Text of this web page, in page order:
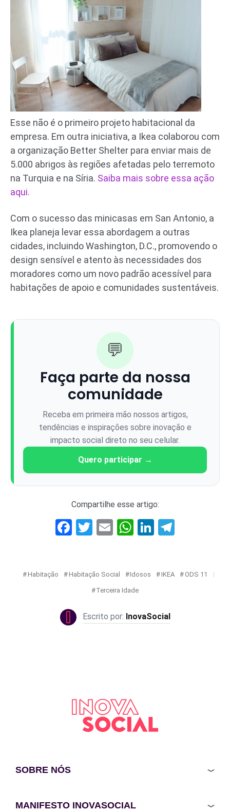
Esse não é o primeiro projeto habitacional da
empresa. Em outra iniciativa, a Ikea colaborou com
a organização Better Shelter para enviar mais de
5.000 abrigos às regiões afetadas pelo terremoto
na Turquia e na Síria. Saiba mais sobre essa ação
aqui.
Com o sucesso das minicasas em San Antonio, a
Ikea planeja levar essa abordagem a outras
cidades, incluindo Washington, D.C., promovendo o
design sensível e atento às necessidades dos
moradores como um novo padrão acessível para
habitações de apoio e comunidades sustentáveis.
💬
Faça parte da nossa
comunidade
Receba em primeira mão nossos artigos,
tendências e inspirações sobre inovação e
impacto social direto no seu celular.
Quero participar →
Compartilhe esse artigo:
Facebook
Twitter
EmailWhatsApp
LinkedIn
Habitação Habitação Social Idosos IKEA ODS 11
Terceira Idade
InovaSocial
SOBRE NÓS
MANIFESTO INOVASOCIAL